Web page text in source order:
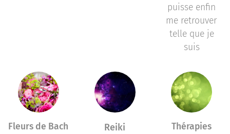
puisse enfin
me retrouver
telle que je
suis
Fleurs de Bach
Reiki
Thérapies